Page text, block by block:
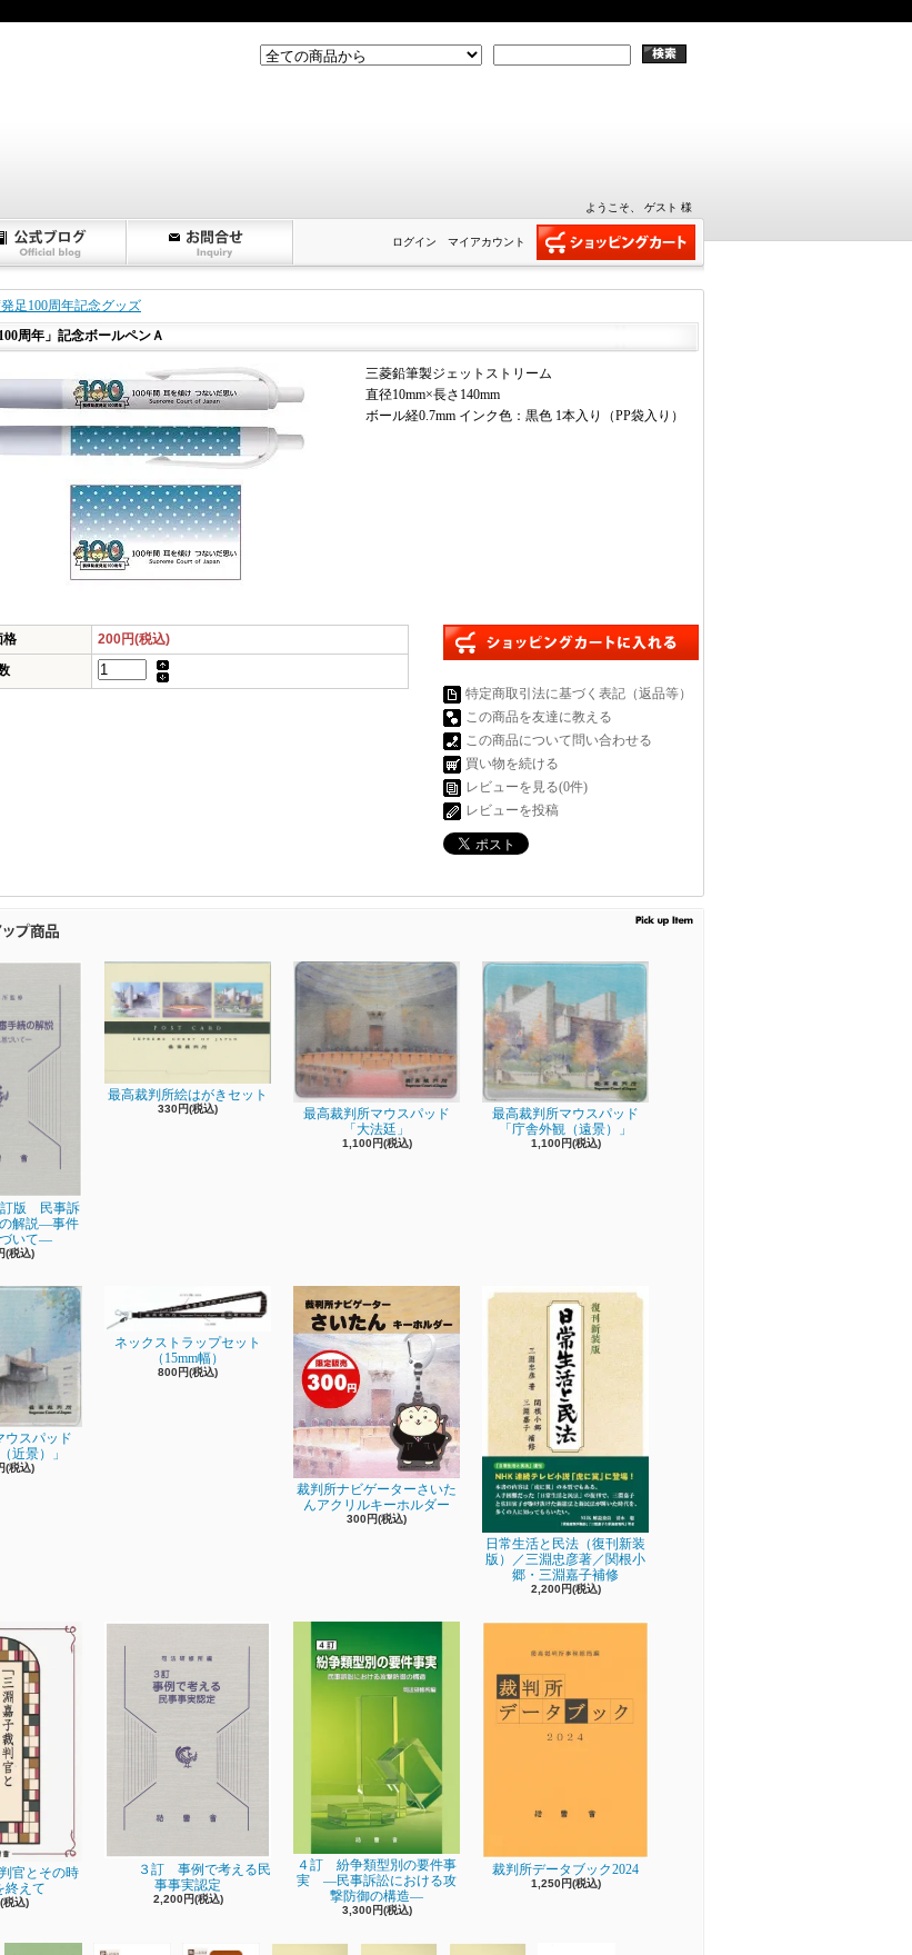
ようこそ、 ゲスト 様
マイアカウント
ログイン
足100周年記念グッズ
周年」記念ボールペンＡ
三菱鉛筆製ジェットストリーム
直径10mm×長さ140mm
ボール経0.7mm インク色：黒色 1本入り（PP袋入り）
格
200円(税込)
特定商取引法に基づく表記（返品等）
この商品を友達に教える
この商品について問い合わせる
買い物を続ける
レビューを見る(0件)
レビューを投稿
訂版 民事訴
解説―事件
いて―
(税込)
最高裁判所絵はがきセット
330円(税込)
最高裁判所マウスパッド
「大法廷」
1,100円(税込)
最高裁判所マウスパッド
「庁舎外観（遠景）」
1,100円(税込)
ウスパッド
近景）」
(税込)
ネックストラップセット
（15mm幅）
800円(税込)
裁判所ナビゲーターさいた
んアクリルキーホルダー
300円(税込)
日常生活と民法（復刊新装
版）／三淵忠彦著／関根小
郷・三淵嘉子補修
2,200円(税込)
官とその時
終えて
税込)
３訂 事例で考える民
事事実認定
2,200円(税込)
４訂 紛争類型別の要件事
実 ―民事訴訟における攻
撃防御の構造―
3,300円(税込)
裁判所データブック2024
1,250円(税込)